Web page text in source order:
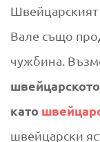
Швейцарският
Вале също
чужбина.
като
швейцарски